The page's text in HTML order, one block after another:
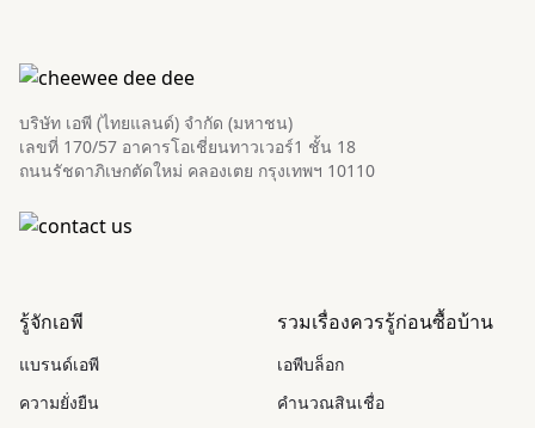
บริษัท เอพี (ไทยแลนด์) จำกัด (มหาชน)
เลขที่ 170/57 อาคารโอเชี่ยนทาวเวอร์1 ชั้น 18
ถนนรัชดาภิเษกตัดใหม่ คลองเตย กรุงเทพฯ 10110
รู้จักเอพี
แบรนด์เอพี
ความยั่งยืน
รวมเรื่องควรรู้ก่อนซื้อบ้าน
เอพีบล็อก
คำนวณสินเชื่อ